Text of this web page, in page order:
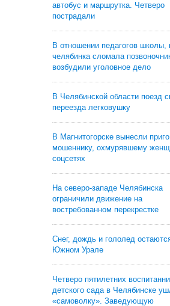
автобус и маршрутка. Четверо
пострадали
В отношении педагогов школы,
челябинка сломала
возбудили уголовное дело
В Челябинской области поезд
переезда легковушку
В Магнитогорске вынесли
мошеннику, охмурявшему
соцсетях
На северо-западе Челябинска
ограничили движение на
востребованном перекрестке
Снег, дождь и гололед
Южном Урале
Четверо пятилетних
детского сада в Челябинске
«самоволку». Заведующую